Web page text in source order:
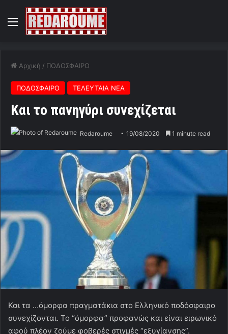
Menu
Αρχική / ΠΟΔΟΣΦΑΙΡΟ
ΠΟΔΟΣΦΑΙΡΟ ΤΕΛΕΥΤΑΙΑ ΝΕΑ
Και το πανηγύρι συνεχίζεται
Redaroume 19/08/2020 1 minute read
Και τα …όμορφα πραγματάκια στο Ελληνικό ποδόσφαιρο
συνεχίζονται. Το “όμορφα” προφανώς και είναι ειρωνικό
αφού πλέον ζούμε φοβερές στιγμές “εξυγίανσης”.